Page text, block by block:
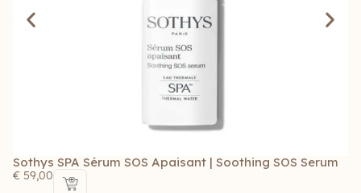
Sothys SPA Sérum SOS Apaisant | Soothing SOS Serum
€ 59,00